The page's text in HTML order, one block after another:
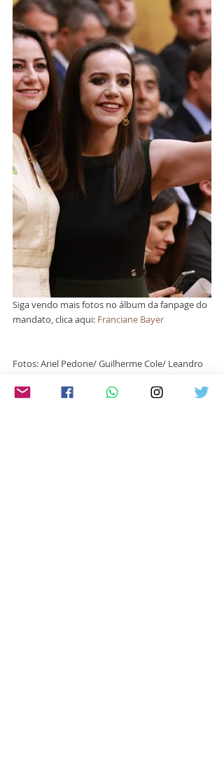
Siga vendo mais fotos no álbum da fanpage do
mandato, clica aqui: Franciane Bayer
Fotos: Ariel Pedone/ Guilherme Cole/ Leandro